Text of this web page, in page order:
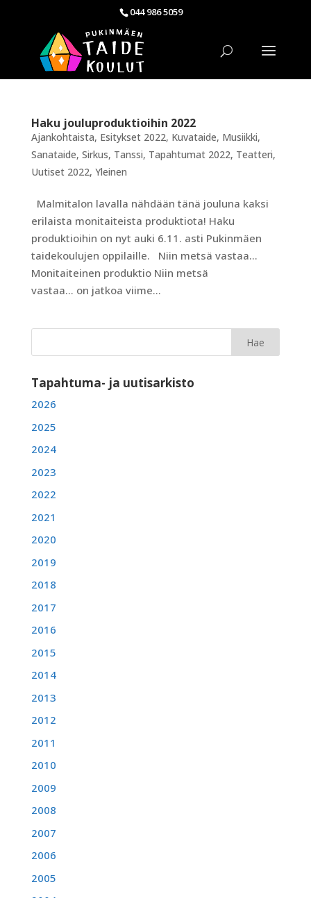
044 986 5059
Haku jouluproduktioihin 2022
Ajankohtaista, Esitykset 2022, Kuvataide, Musiikki,
Sanataide, Sirkus, Tanssi, Tapahtumat 2022, Teatteri,
Uutiset 2022, Yleinen
Malmitalon lavalla nähdään tänä jouluna kaksi
erilaista monitaiteista produktiota! Haku
produktioihin on nyt auki 6.11. asti Pukinmäen
taidekoulujen oppilaille. Niin metsä vastaa…
Monitaiteinen produktio Niin metsä
vastaa… on jatkoa viime...
Tapahtuma- ja uutisarkisto
2026
2025
2024
2023
2022
2021
2020
2019
2018
2017
2016
2015
2014
2013
2012
2011
2010
2009
2008
2007
2006
2005